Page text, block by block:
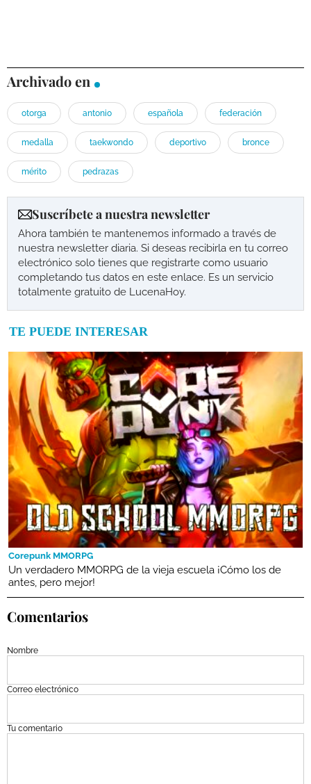
Archivado en
otorga antonio española federación
medalla taekwondo deportivo bronce
mérito pedrazas
Suscríbete a nuestra newsletter
Ahora también te mantenemos informado a través de
nuestra newsletter diaria. Si deseas recibirla en tu correo
electrónico solo tienes que registrarte como usuario
completando tus datos en este enlace. Es un servicio
totalmente gratuito de LucenaHoy.
TE PUEDE INTERESAR
Corepunk MMORPG
Un verdadero MMORPG de la vieja escuela ¡Cómo los de
antes, pero mejor!
Comentarios
Nombre
Correo electrónico
Tu comentario